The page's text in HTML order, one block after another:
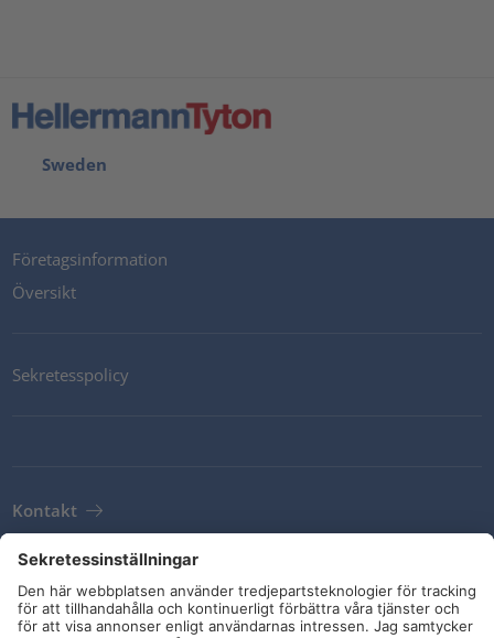
Sweden
Företagsinformation
Översikt
Sekretesspolicy
Kontakt
Leveransvillkor